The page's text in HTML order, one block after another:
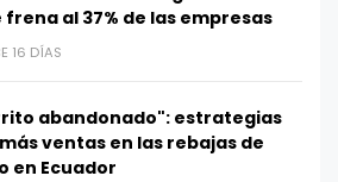
al 37% de las empresas
16 DÍAS
abandonado": estrategias
ventas en las rebajas de
en Ecuador